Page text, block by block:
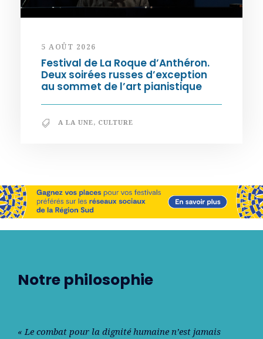
5 AOÛT 2026
Festival de La Roque d’Anthéron.
Deux soirées russes d’exception
au sommet de l’art pianistique
A LA UNE, CULTURE
Notre philosophie
« Le combat pour la dignité humaine n’est jamais